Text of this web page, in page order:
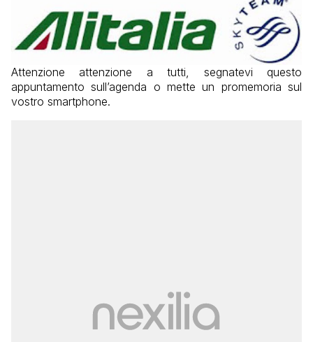
Attenzione attenzione a tutti, segnatevi questo
appuntamento sull’agenda o mette un promemoria sul
vostro smartphone.